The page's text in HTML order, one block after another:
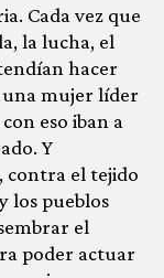
Cada vez que
la lucha, el
hacer
una mujer líder
eso iban a
Y
contra el tejido
los pueblos
el
poder actuar